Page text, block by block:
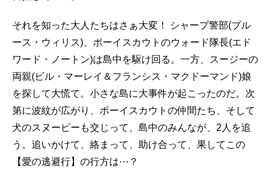
それを知った大人たちはさぁ大変！ シャープ警部(ブル
ース・ウィリス)、ボーイスカウトのウォード隊長(エド
ワード・ノートン)は島中を駆け回る。一方、スージーの
両親(ビル・マーレイ＆フランシス・マクドーマンド)娘
を探して大慌て。小さな島に大事件が起こったのだ。次
第に波紋が広がり、ボーイスカウトの仲間たち、そして
犬のスヌーピーも交じって、島中のみんなが、2人を追
う。追いかけて、絡まって、助け合って、果してこの
【愛の逃避行】の行方は⋯？